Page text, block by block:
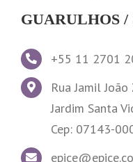
GUARULHOS /
+55 11 2701
Rua Jamil
Jardim Santa
Cep: 07143-